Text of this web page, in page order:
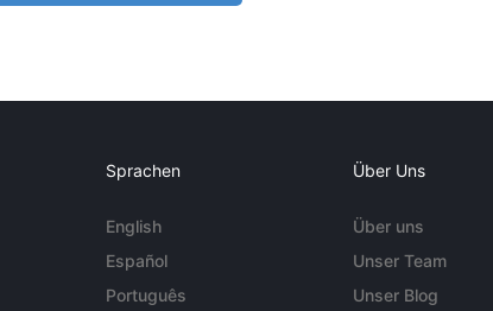
Sprachen
English
Español
Português
Über Uns
Über uns
Unser Team
Unser Blog